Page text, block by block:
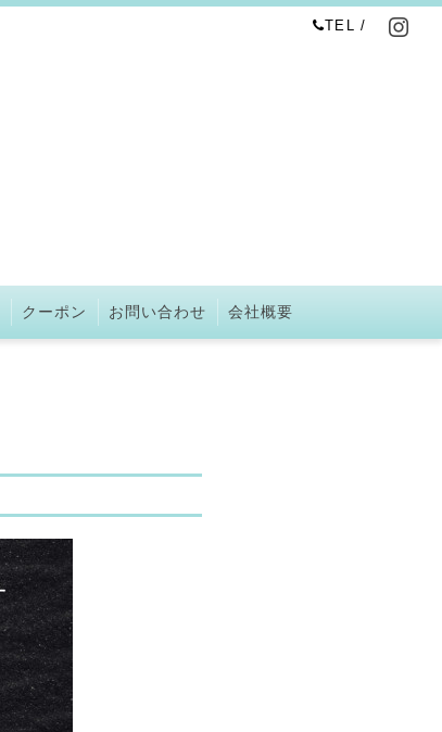
TEL /
クーポン お問い合わせ 会社概要